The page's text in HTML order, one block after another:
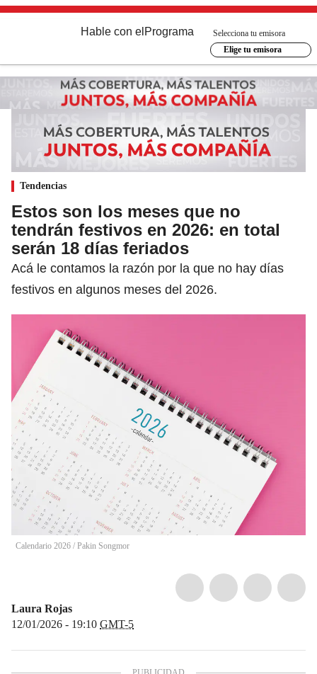
Hable con el Programa
Selecciona tu emisora
Elige tu emisora
Tendencias
Estos son los meses que no
tendrán festivos en 2026: en total
serán 18 días feriados
Acá le contamos la razón por la que no hay días
festivos en algunos meses del 2026.
Calendario 2026 / Pakin Songmor
Laura Rojas
12/01/2026 - 19:10 GMT-5